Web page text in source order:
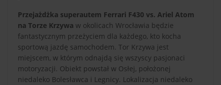
Przejażdżka superautem Ferrari F430 vs. Ariel Atom
na Torze Krzywa w okolicach Wrocławia będzie
fantastycznym przeżyciem dla każdego, kto kocha
sportową jazdę samochodem. Tor Krzywa jest
miejscem, w którym odnajdą się wszyscy pasjonaci
motoryzacji. Obiekt powstał w Osłej, położonej
niedaleko Bolesławca i Legnicy. Lokalizacja niedaleko